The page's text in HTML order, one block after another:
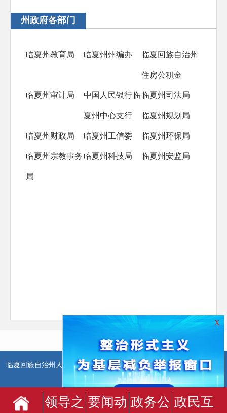
州政府各部门
临夏州教育局 临夏州州编办 临夏回族自治州
住房公积金
临夏州审计局 中国人民银行临
夏州中心支行
临夏州司法局
临夏州规划局
临夏州财政局 临夏州工信委 临夏州环保局
临夏州宗教事务
局
临夏州科技局 临夏州安监局
临夏回族自治州人民政府办公室主办 临夏回族自治州人民政府信息中
心承办
领导之 要闻动 政务公 政民互
X